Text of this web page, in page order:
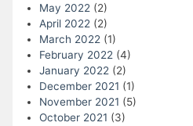
May 2022(2)
April 2022(2)
March 2022(1)
February 2022(4)
January 2022(2)
December 2021 (1)
November 2021 (5)
October 2021 (3)